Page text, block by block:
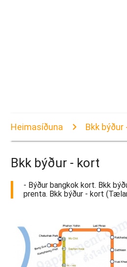
Heimasíðuna Bkk býður
Bkk býður - kort
- Býður bangkok kort. Bkk
prenta. Bkk býður - kort